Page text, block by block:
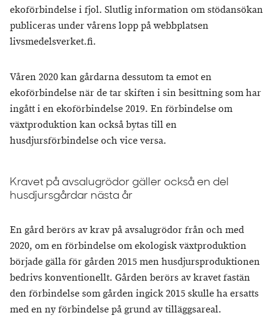
ekoförbindelse i fjol. Slutlig information om stödansökan
publiceras under vårens lopp på webbplatsen
livsmedelsverket.fi.
Våren 2020 kan gårdarna dessutom ta emot en
ekoförbindelse när de tar skiften i sin besittning som har
ingått i en ekoförbindelse 2019. En förbindelse om
växtproduktion kan också bytas till en
husdjursförbindelse och vice versa.
Kravet på avsalugrödor gäller också en del
husdjursgårdar nästa år
En gård berörs av krav på avsalugrödor från och med
2020, om en förbindelse om ekologisk växtproduktion
började gälla för gården 2015 men husdjursproduktionen
bedrivs konventionellt. Gården berörs av kravet fastän
den förbindelse som gården ingick 2015 skulle ha ersatts
med en ny förbindelse på grund av tilläggsareal.